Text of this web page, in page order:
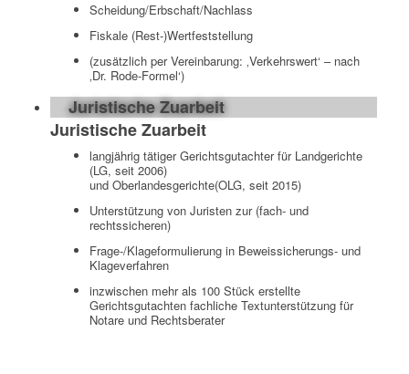
Scheidung/Erbschaft/Nachlass
Fiskale (Rest-)Wertfeststellung
(zusätzlich per Vereinbarung: ‚Verkehrswert‘ – nach
‚Dr. Rode-Formel‘)
Juristische Zuarbeit
Juristische Zuarbeit
langjährig tätiger Gerichtsgutachter für Landgerichte
(LG, seit 2006)
und Oberlandesgerichte(OLG, seit 2015)
Unterstützung von Juristen zur (fach- und
rechtssicheren)
Frage-/Klageformulierung in Beweissicherungs- und
Klageverfahren
inzwischen mehr als 100 Stück erstellte
Gerichtsgutachten fachliche Textunterstützung für
Notare und Rechtsberater